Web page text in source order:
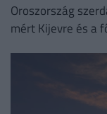
Oroszország
mért Kijevre és a